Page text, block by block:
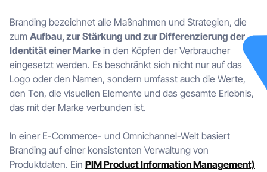
Branding bezeichnet alle Maßnahmen und Strategien, die
zum Aufbau, zur Stärkung und zur Differenzierung der
Identität einer Marke in den Köpfen der Verbraucher
eingesetzt werden. Es beschränkt sich nicht nur auf das
Logo oder den Namen, sondern umfasst auch die Werte,
den Ton, die visuellen Elemente und das gesamte Erlebnis,
das mit der Marke verbunden ist.
In einer E-Commerce- und Omnichannel-Welt basiert
Branding auf einer konsistenten Verwaltung von
Produktdaten. Ein PIM Product Information Management)